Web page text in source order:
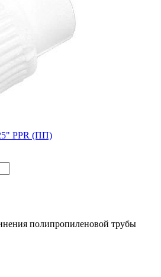
PPR (ПП)
полипропиленовой трубы